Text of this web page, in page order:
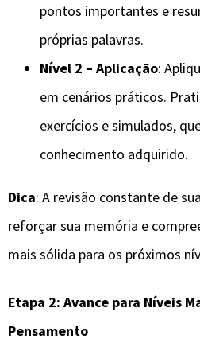
pontos importantes e
próprias palavras.
Nível 2 – Aplicação:
em cenários práticos.
exercícios e simulados,
conhecimento adquirido.
Dica: A revisão constante de
reforçar sua memória e
mais sólida para os próximos
Etapa 2: Avance para Níveis
Pensamento